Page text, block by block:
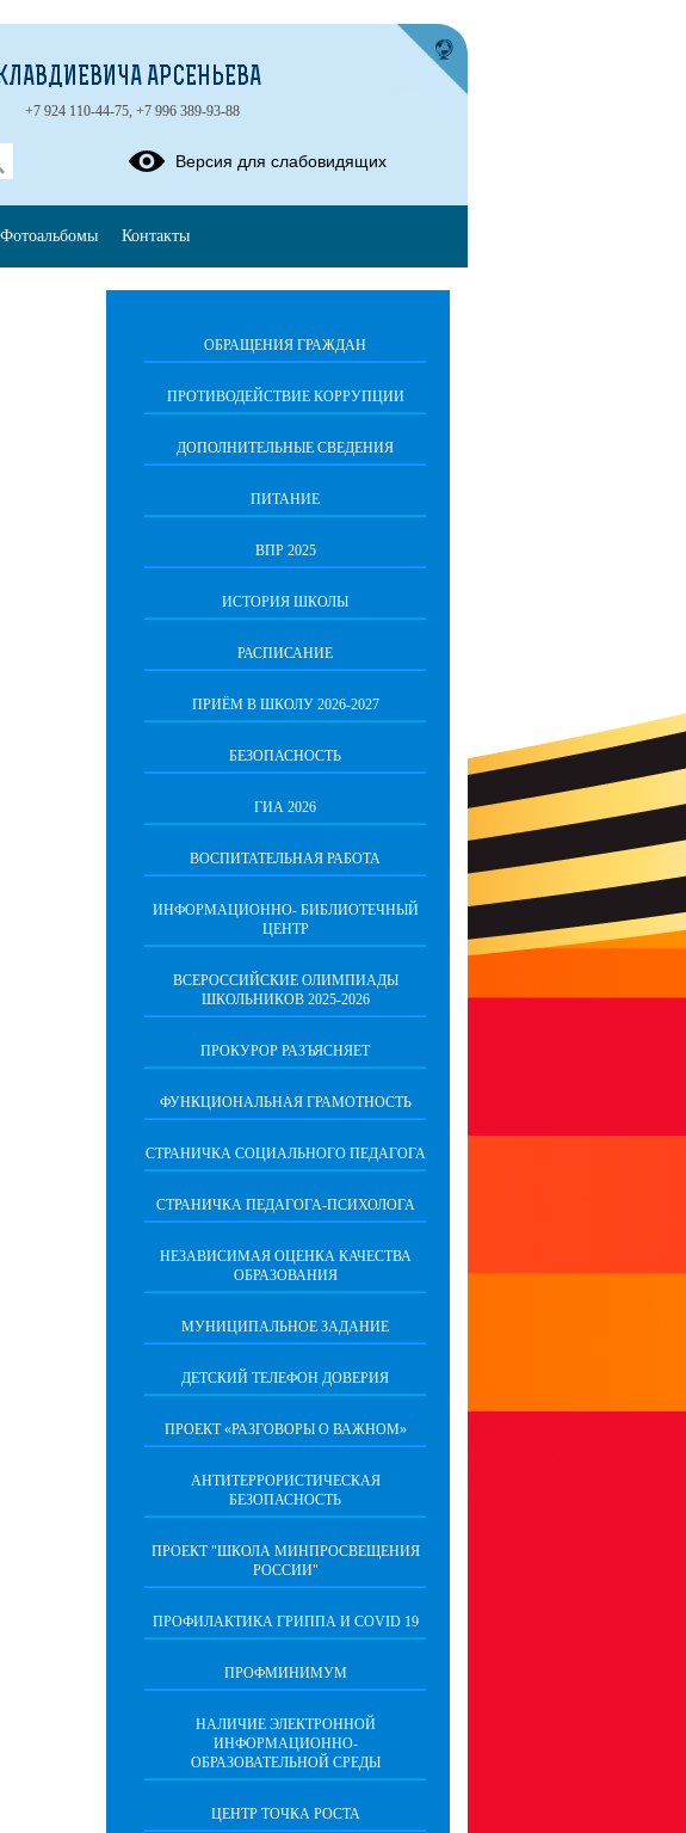
ОБРАЩЕНИЯ ГРАЖДАН
ПРОТИВОДЕЙСТВИЕ КОРРУПЦИИ
ДОПОЛНИТЕЛЬНЫЕ СВЕДЕНИЯ
ПИТАНИЕ
ВПР 2025
ИСТОРИЯ ШКОЛЫ
РАСПИСАНИЕ
ПРИЁМ В ШКОЛУ 2026-2027
БЕЗОПАСНОСТЬ
ГИА 2026
ВОСПИТАТЕЛЬНАЯ РАБОТА
ИНФОРМАЦИОННО- БИБЛИОТЕЧНЫЙ
ЦЕНТР
ВСЕРОССИЙСКИЕ ОЛИМПИАДЫ
ШКОЛЬНИКОВ 2025-2026
ПРОКУРОР РАЗЪЯСНЯЕТ
ФУНКЦИОНАЛЬНАЯ ГРАМОТНОСТЬ
СТРАНИЧКА СОЦИАЛЬНОГО ПЕДАГОГА
СТРАНИЧКА ПЕДАГОГА-ПСИХОЛОГА
НЕЗАВИСИМАЯ ОЦЕНКА КАЧЕСТВА
ОБРАЗОВАНИЯ
МУНИЦИПАЛЬНОЕ ЗАДАНИЕ
ДЕТСКИЙ ТЕЛЕФОН ДОВЕРИЯ
ПРОЕКТ «РАЗГОВОРЫ О ВАЖНОМ»
АНТИТЕРРОРИСТИЧЕСКАЯ
БЕЗОПАСНОСТЬ
ПРОЕКТ "ШКОЛА МИНПРОСВЕЩЕНИЯ
РОССИИ"
ПРОФИЛАКТИКА ГРИППА И COVID 19
ПРОФМИНИМУМ
НАЛИЧИЕ ЭЛЕКТРОННОЙ
ИНФОРМАЦИОННО-
ОБРАЗОВАТЕЛЬНОЙ СРЕДЫ
ЦЕНТР ТОЧКА РОСТА
АРСЕНЬЕВА
+7 924 110-44-75, +7 996 389-93-88
Версия для слабовидящих
Фотоальбомы Контакты